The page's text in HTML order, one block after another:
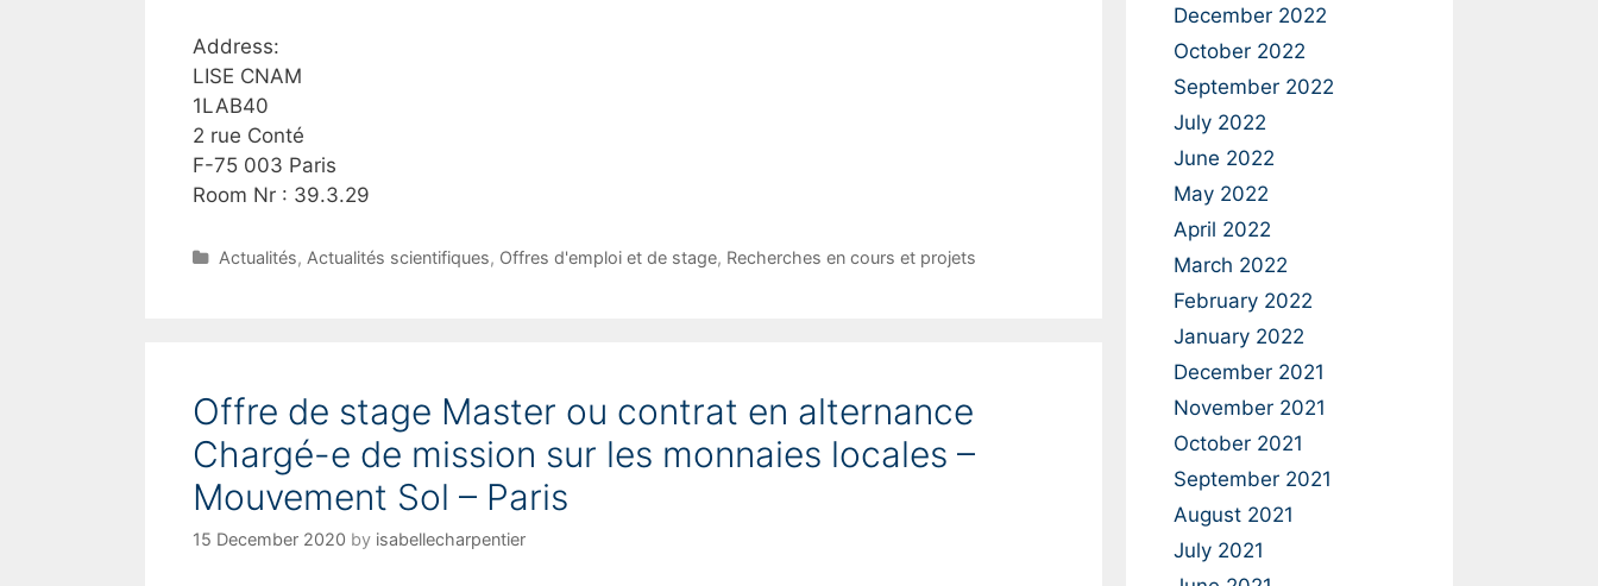
Address:
LISE CNAM
1LAB40
2 rue Conté
F-75 003 Paris
Room Nr : 39.3.29
C
r
e
s
Actualités, Actualités scientifiques, Offres d'emploi et de stage, Recherches en cours et projets
Offre de stage Master ou contrat en alternance
Chargé-e de mission sur les monnaies locales –
Mouvement Sol – Paris
15 December 2020 by isabellecharpentier
December 2022
October 2022
September 2022
July 2022
June 2022
May 2022
April 2022
March 2022
February 2022
January 2022
December 2021
November 2021
October 2021
September 2021
August 2021
July 2021